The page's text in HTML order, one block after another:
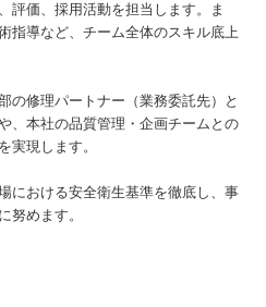
評価、採用活動を担当します。ま
指導など、チーム全体のスキル底上
の修理パートナー（業務委託先）と
、本社の品質管理・企画チームとの
実現します。
における安全衛生基準を徹底し、事
努めます。